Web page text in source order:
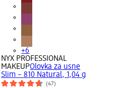
+6
NYX PROFESSIONAL
MAKEUPOlovka za usne
Slim – 810 Natural, 1,04 g
(47)